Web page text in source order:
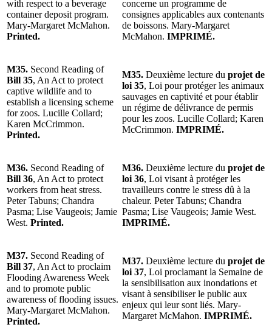
with respect to a beverage
container deposit program.
Mary-Margaret McMahon.
Printed.
concerne un programme de
consignes applicables aux contenants
de boissons. Mary-Margaret
McMahon. IMPRIMÉ.
M35. Second Reading of
Bill 35, An Act to protect
captive wildlife and to
establish a licensing scheme
for zoos. Lucille Collard;
Karen McCrimmon.
Printed.
M35. Deuxième lecture du projet de
loi 35, Loi pour protéger les animaux
sauvages en captivité et pour établir
un régime de délivrance de permis
pour les zoos. Lucille Collard; Karen
McCrimmon. IMPRIMÉ.
M36. Second Reading of
Bill 36, An Act to protect
workers from heat stress.
Peter Tabuns; Chandra
Pasma; Lise Vaugeois; Jamie
West. Printed.
M36. Deuxième lecture du projet de
loi 36, Loi visant à protéger les
travailleurs contre le stress dû à la
chaleur. Peter Tabuns; Chandra
Pasma; Lise Vaugeois; Jamie West.
IMPRIMÉ.
M37. Second Reading of
Bill 37, An Act to proclaim
Flooding Awareness Week
and to promote public
awareness of flooding issues.
Mary-Margaret McMahon.
Printed.
M37. Deuxième lecture du projet de
loi 37, Loi proclamant la Semaine de
la sensibilisation aux inondations et
visant à sensibiliser le public aux
enjeux qui leur sont liés. Mary-
Margaret McMahon. IMPRIMÉ.